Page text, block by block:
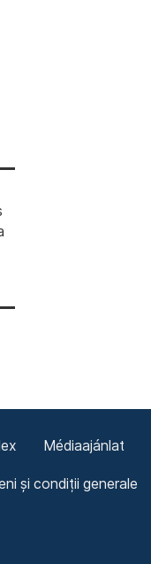
Médiaajánlat
și condiții generale